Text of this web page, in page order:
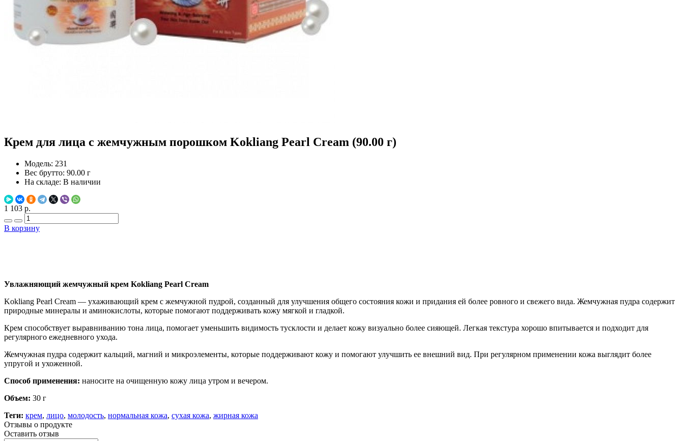
Крем для лица с жемчужным порошком Kokliang Pearl Сream (90.00 г)
Модель: 231
Вес брутто: 90.00 г
На складе: В наличии
1 103 р.
В корзину
Увлажняющий жемчужный крем Kokliang Pearl Cream
Kokliang Pearl Cream — ухаживающий крем с жемчужной пудрой, созданный для улучшения общего состояния кожи и придания ей более ровного и свежего вида. Жемчужная пудра содержит
природные минералы и аминокислоты, которые помогают поддерживать кожу мягкой и гладкой.
Крем способствует выравниванию тона лица, помогает уменьшить видимость тусклости и делает кожу визуально более сияющей. Легкая текстура хорошо впитывается и подходит для
регулярного ежедневного ухода.
Жемчужная пудра содержит кальций, магний и микроэлементы, которые поддерживают кожу и помогают улучшить ее внешний вид. При регулярном применении кожа выглядит более
упругой и ухоженной.
Способ применения: наносите на очищенную кожу лица утром и вечером.
Объем: 30 г
Теги: крем, лицо, молодость, нормальная кожа, сухая кожа, жирная кожа
Отзывы о продукте
Оставить отзыв